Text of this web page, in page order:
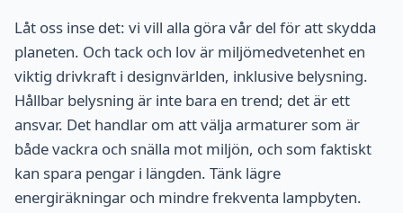
Låt oss inse det: vi vill alla göra vår del för att skydda
planeten. Och tack och lov är miljömedvetenhet en
viktig drivkraft i designvärlden, inklusive belysning.
Hållbar belysning är inte bara en trend; det är ett
ansvar. Det handlar om att välja armaturer som är
både vackra och snälla mot miljön, och som faktiskt
kan spara pengar i längden. Tänk lägre
energiräkningar och mindre frekventa lampbyten.